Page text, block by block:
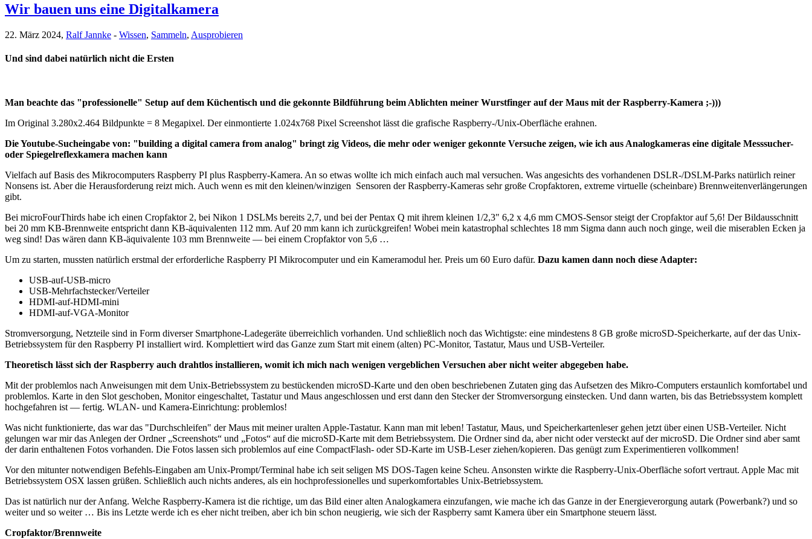
Wir bauen uns eine Digitalkamera
22. März 2024, Ralf Jannke - Wissen, Sammeln, Ausprobieren
Und sind dabei natürlich nicht die Ersten
Man beachte das "professionelle" Setup auf dem Küchentisch und die gekonnte Bildführung beim Ablichten meiner Wurstfinger auf der Maus mit der Raspberry-Kamera ;-)))
Im Original 3.280x2.464 Bildpunkte = 8 Megapixel. Der einmontierte 1.024x768 Pixel Screenshot lässt die grafische Raspberry-/Unix-Oberfläche erahnen.
Die Youtube-Sucheingabe von: "building a digital camera from analog" bringt zig Videos, die mehr oder weniger gekonnte Versuche zeigen, wie ich aus Analogkameras eine digitale Messsucher-
oder Spiegelreflexkamera machen kann
Vielfach auf Basis des Mikrocomputers Raspberry PI plus Raspberry-Kamera. An so etwas wollte ich mich einfach auch mal versuchen. Was angesichts des vorhandenen DSLR-/DSLM-Parks natürlich reiner
Nonsens ist. Aber die Herausforderung reizt mich. Auch wenn es mit den kleinen/winzigen Sensoren der Raspberry-Kameras sehr große Cropfaktoren, extreme virtuelle (scheinbare) Brennweitenverlängerungen
gibt.
Bei microFourThirds habe ich einen Cropfaktor 2, bei Nikon 1 DSLMs bereits 2,7, und bei der Pentax Q mit ihrem kleinen 1/2,3" 6,2 x 4,6 mm CMOS-Sensor steigt der Cropfaktor auf 5,6! Der Bildausschnitt
bei 20 mm KB-Brennweite entspricht dann KB-äquivalenten 112 mm. Auf 20 mm kann ich zurückgreifen! Wobei mein katastrophal schlechtes 18 mm Sigma dann auch noch ginge, weil die miserablen Ecken ja
weg sind! Das wären dann KB-äquivalente 103 mm Brennweite — bei einem Cropfaktor von 5,6 …
Um zu starten, mussten natürlich erstmal der erforderliche Raspberry PI Mikrocomputer und ein Kameramodul her. Preis um 60 Euro dafür. Dazu kamen dann noch diese Adapter:
USB-auf-USB-micro
USB-Mehrfachstecker/Verteiler
HDMI-auf-HDMI-mini
HDMI-auf-VGA-Monitor
Stromversorgung, Netzteile sind in Form diverser Smartphone-Ladegeräte überreichlich vorhanden. Und schließlich noch das Wichtigste: eine mindestens 8 GB große microSD-Speicherkarte, auf der das Unix-
Betriebssystem für den Raspberry PI installiert wird. Komplettiert wird das Ganze zum Start mit einem (alten) PC-Monitor, Tastatur, Maus und USB-Verteiler.
Theoretisch lässt sich der Raspberry auch drahtlos installieren, womit ich mich nach wenigen vergeblichen Versuchen aber nicht weiter abgegeben habe.
Mit der problemlos nach Anweisungen mit dem Unix-Betriebssystem zu bestückenden microSD-Karte und den oben beschriebenen Zutaten ging das Aufsetzen des Mikro-Computers erstaunlich komfortabel und
problemlos. Karte in den Slot geschoben, Monitor eingeschaltet, Tastatur und Maus angeschlossen und erst dann den Stecker der Stromversorgung einstecken. Und dann warten, bis das Betriebssystem komplett
hochgefahren ist — fertig. WLAN- und Kamera-Einrichtung: problemlos!
Was nicht funktionierte, das war das "Durchschleifen" der Maus mit meiner uralten Apple-Tastatur. Kann man mit leben! Tastatur, Maus, und Speicherkartenleser gehen jetzt über einen USB-Verteiler. Nicht
gelungen war mir das Anlegen der Ordner „Screenshots“ und „Fotos“ auf die microSD-Karte mit dem Betriebssystem. Die Ordner sind da, aber nicht oder versteckt auf der microSD. Die Ordner sind aber samt
der darin enthaltenen Fotos vorhanden. Die Fotos lassen sich problemlos auf eine CompactFlash- oder SD-Karte im USB-Leser ziehen/kopieren. Das genügt zum Experimentieren vollkommen!
Vor den mitunter notwendigen Befehls-Eingaben am Unix-Prompt/Terminal habe ich seit seligen MS DOS-Tagen keine Scheu. Ansonsten wirkte die Raspberry-Unix-Oberfläche sofort vertraut. Apple Mac mit
Betriebssystem OSX lassen grüßen. Schließlich auch nichts anderes, als ein hochprofessionelles und superkomfortables Unix-Betriebssystem.
Das ist natürlich nur der Anfang. Welche Raspberry-Kamera ist die richtige, um das Bild einer alten Analogkamera einzufangen, wie mache ich das Ganze in der Energieverorgung autark (Powerbank?) und so
weiter und so weiter … Bis ins Letzte werde ich es eher nicht treiben, aber ich bin schon neugierig, wie sich der Raspberry samt Kamera über ein Smartphone steuern lässt.
Cropfaktor/Brennweite